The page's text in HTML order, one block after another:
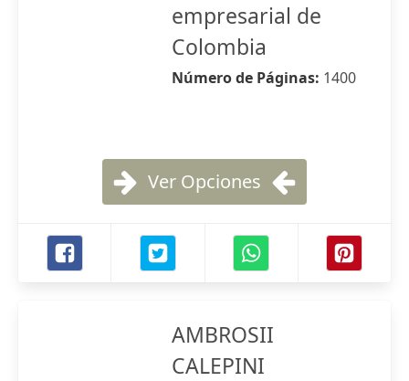
empresarial de
Colombia
Número de Páginas: 1400
Ver Opciones
AMBROSII
CALEPINI